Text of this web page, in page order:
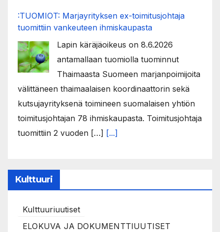
:TUOMIOT: Marjayrityksen ex-toimitusjohtaja
tuomittiin vankeuteen ihmiskaupasta
Lapin käräjäoikeus on 8.6.2026
antamallaan tuomiolla tuominnut
Thaimaasta Suomeen marjanpoimijoita
välittäneen thaimaalaisen koordinaattorin sekä
kutsujayrityksenä toimineen suomalaisen yhtiön
toimitusjohtajan 78 ihmiskaupasta. Toimitusjohtaja
tuomittiin 2 vuoden […] [...]
Kulttuuri
Kulttuuriuutiset
ELOKUVA JA DOKUMENTTIUUTISET